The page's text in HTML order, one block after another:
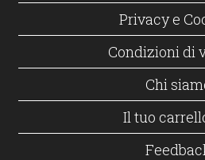
Privacy e
Condizioni di
Chi
Il tuo